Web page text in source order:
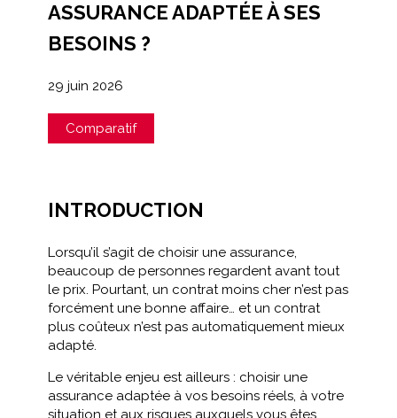
ASSURANCE ADAPTÉE À SES
BESOINS ?
29 juin 2026
Comparatif
INTRODUCTION
Lorsqu’il s’agit de choisir une assurance,
beaucoup de personnes regardent avant tout
le prix. Pourtant, un contrat moins cher n’est pas
forcément une bonne affaire… et un contrat
plus coûteux n’est pas automatiquement mieux
adapté.
Le véritable enjeu est ailleurs : choisir une
assurance adaptée à vos besoins réels, à votre
situation et aux risques auxquels vous êtes